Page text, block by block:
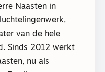
Naasten in
van de hele
Sinds 2012 werkt
nu als